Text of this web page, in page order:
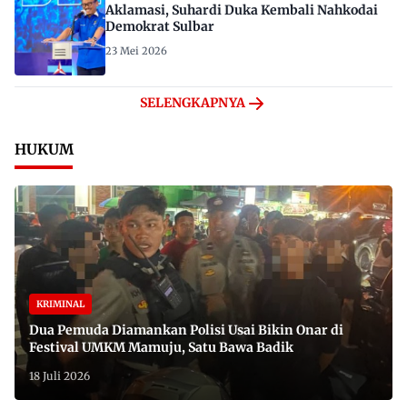
Aklamasi, Suhardi Duka Kembali Nahkodai
Demokrat Sulbar
23 Mei 2026
SELENGKAPNYA
HUKUM
KRIMINAL
Dua Pemuda Diamankan Polisi Usai Bikin Onar di
Festival UMKM Mamuju, Satu Bawa Badik
18 Juli 2026